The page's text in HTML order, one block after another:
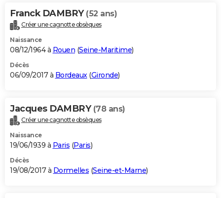
Franck DAMBRY (52 ans)
Créer une cagnotte obsèques
Naissance
08/12/1964 à Rouen (Seine-Maritime)
Décès
06/09/2017 à Bordeaux(Gironde)
Jacques DAMBRY (78 ans)
Créer une cagnotte obsèques
Naissance
19/06/1939 à Paris (Paris)
Décès
19/08/2017 à Dormelles (Seine-et-Marne)